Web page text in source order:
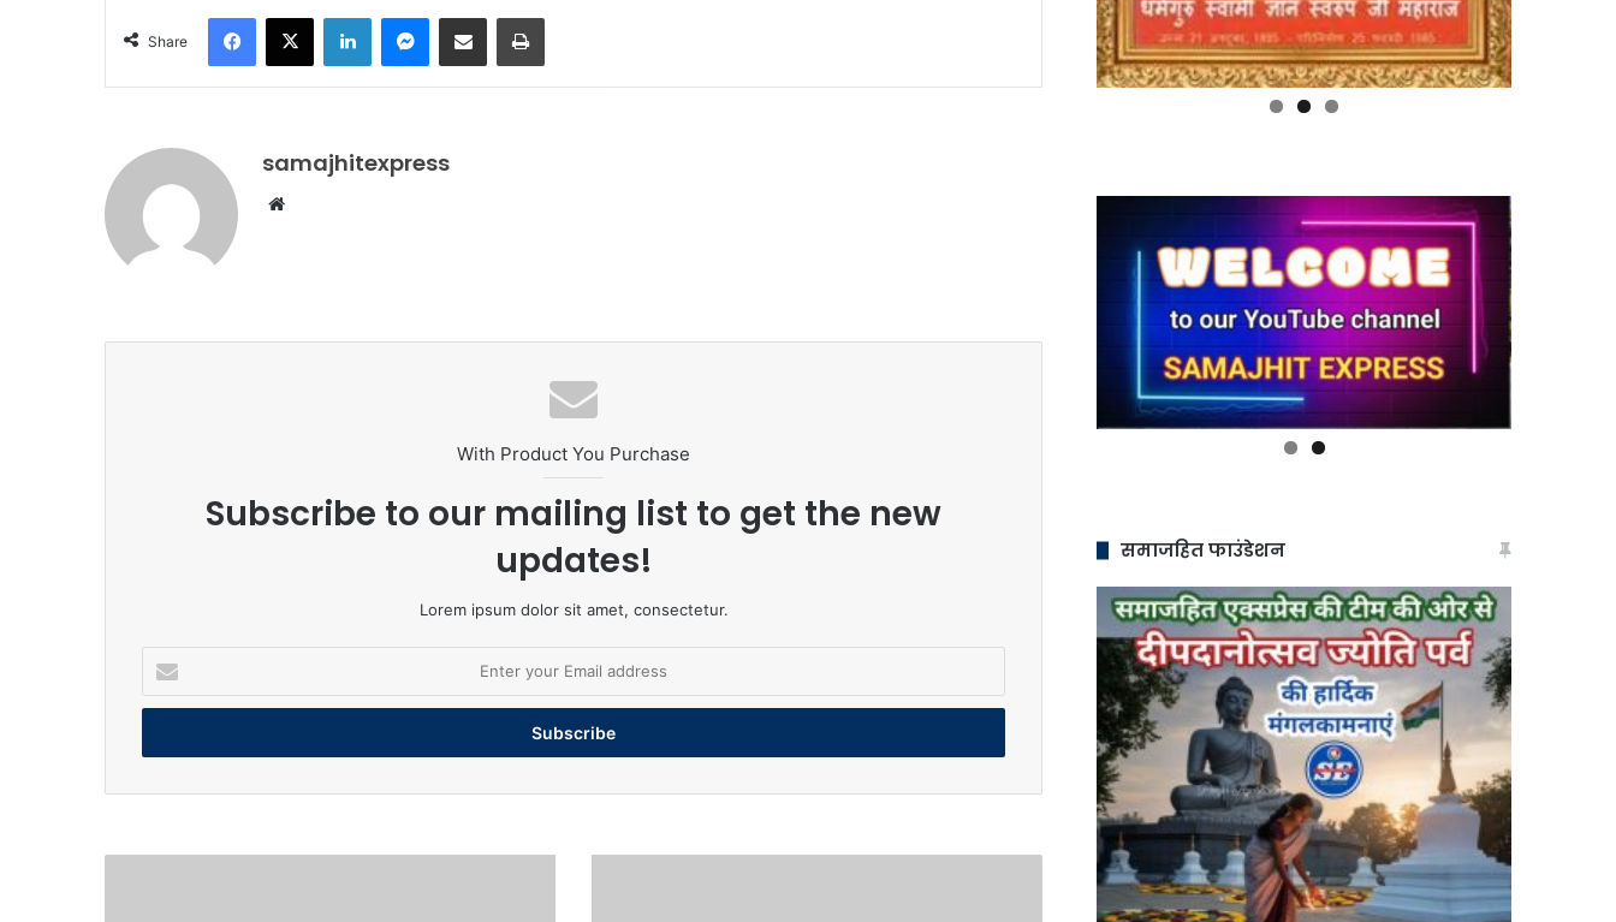
Share
Facebook
X LinkedInMessenger
Share via Email Print
samajhitexpress
With Product You Purchase
Subscribe to our mailing list to get the new
updates!
Lorem ipsum dolor sit amet, consectetur.
your
Email
समाजहित फाउंडेशन